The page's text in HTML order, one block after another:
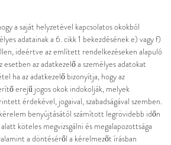
a saját helyzetével kapcsolatos okokból
adatainak a 6. cikk 1 bekezdésének e) vagy f)
ideértve az említett rendelkezéseken alapuló
esetben az adatkezelő a személyes adatokat
ha az adatkezelő bizonyítja, hogy az
erejű jogos okok indokolják, melyek
érdekével, jogaival, szabadságával szemben.
benyújtásától számított legrövidebb időn
köteles megvizsgálni és megalapozottsága
a döntéséről a kérelmezőt írásban